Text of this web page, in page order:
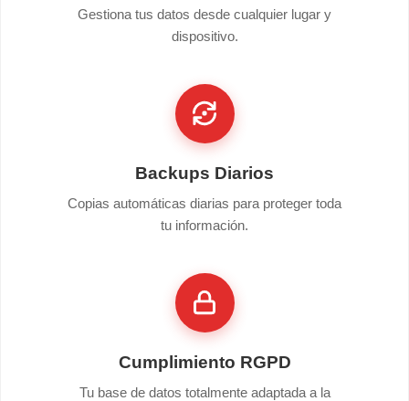
Gestiona tus datos desde cualquier lugar y
dispositivo.
Backups Diarios
Copias automáticas diarias para proteger toda
tu información.
Cumplimiento RGPD
Tu base de datos totalmente adaptada a la